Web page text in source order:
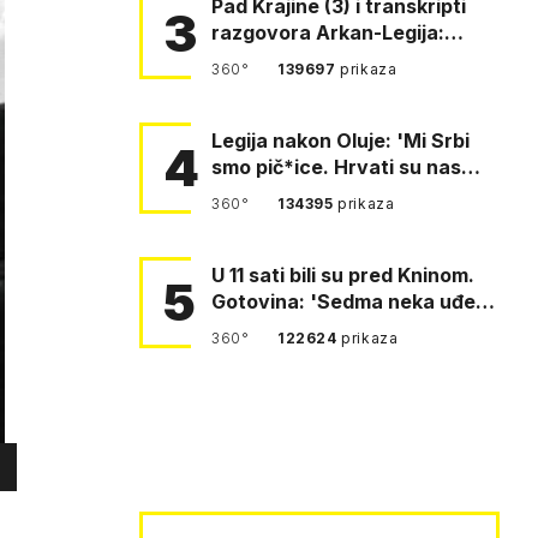
3
Pad Krajine (3) i transkripti
razgovora Arkan-Legija:
'Čujem, prelazite ustašam…
360° 139697prikaza
4 Legija nakon Oluje: 'Mi Srbi
smo pič*ice. Hrvati su nas
pomeli!'
360° 134395prikaza
5
U 11 sati bili su pred Kninom.
Gotovina: 'Sedma neka uđe,
4. gardijska neka g…
360° 122624prikaza